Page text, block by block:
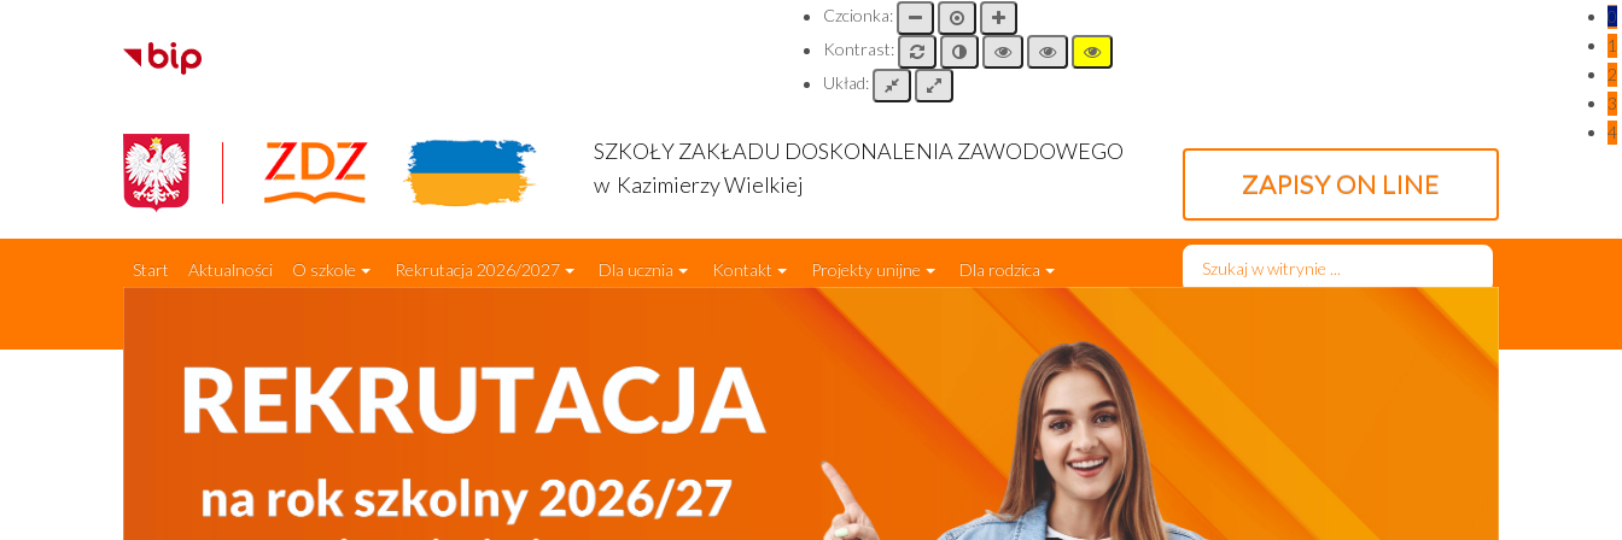
Czcionka:
Kontrast:
Układ:
SZKOŁY ZAKŁADU DOSKONALENIA ZAWODOWEGO
w Kazimierzy Wielkiej
ZAPISY ON LINE
Start Aktualności O szkole Rekrutacja 2026/2027 Dla ucznia Kontakt Projekty unijne Dla rodzica
Szukaj...
0
1
2
3
4